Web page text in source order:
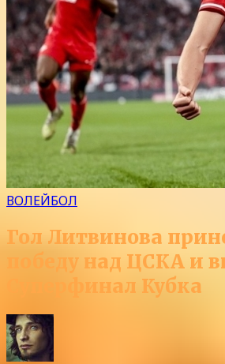
ВОЛЕЙБОЛ
Гол Литвинова
победу над ЦСКА и
Суперфинал Кубка